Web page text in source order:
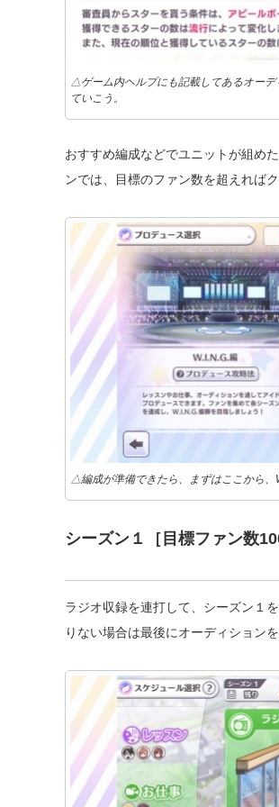
△ゲーム内ヘルプにも記載してあるオー
ていこう。
おすすめ編成などでユニットが組め
ンでは、目標のファン数を超えれば
△編成が準備できたら、まずはここから、
シーズン１［目標ファン数
ラジオ収録を連打して、シーズン１
りない場合は最後にオーディションを